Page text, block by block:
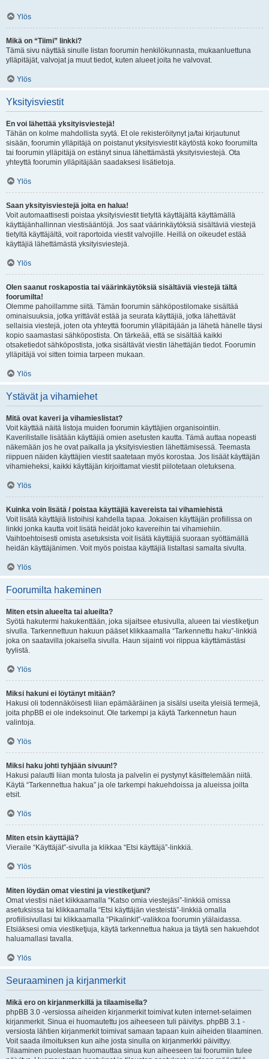
Ylös
Mikä on “Tiimi” linkki?
Tämä sivu näyttää sinulle listan foorumin henkilökunnasta, mukaanluettuna
ylläpitäjät, valvojat ja muut tiedot, kuten alueet joita he valvovat.
Ylös
Yksityisviestit
En voi lähettää yksityisviestejä!
Tähän on kolme mahdollista syytä. Et ole rekisteröitynyt ja/tai kirjautunut
sisään, foorumin ylläpitäjä on poistanut yksityisviestit käytöstä koko foorumilta
tai foorumin ylläpitäjä on estänyt sinua lähettämästä yksityisviestejä. Ota
yhteyttä foorumin ylläpitäjään saadaksesi lisätietoja.
Ylös
Saan yksityisviestejä joita en halua!
Voit automaattisesti poistaa yksityisviestit tietyltä käyttäjältä käyttämällä
käyttäjänhallinnan viestisääntöjä. Jos saat väärinkäytöksiä sisältäviä viestejä
tietyltä käyttäjältä, voit raportoida viestit valvojille. Heillä on oikeudet estää
käyttäjiä lähettämästä yksityisviestejä.
Ylös
Olen saanut roskapostia tai väärinkäytöksiä sisältäviä viestejä tältä
foorumilta!
Olemme pahoillamme siitä. Tämän foorumin sähköpostilomake sisältää
ominaisuuksia, jotka yrittävät estää ja seurata käyttäjiä, jotka lähettävät
sellaisia viestejä, joten ota yhteyttä foorumin ylläpitäjään ja lähetä hänelle täysi
kopio saamastasi sähköpostista. On tärkeää, että se sisältää kaikki
otsaketiedot sähköpostista, jotka sisältävät viestin lähettäjän tiedot. Foorumin
ylläpitäjä voi sitten toimia tarpeen mukaan.
Ylös
Ystävät ja vihamiehet
Mitä ovat kaveri ja vihamieslistat?
Voit käyttää näitä listoja muiden foorumin käyttäjien organisointiin.
Kaverilistalle lisätään käyttäjiä omien asetusten kautta. Tämä auttaa nopeasti
näkemään jos he ovat paikalla ja yksityisviestien lähettämisessä. Teemasta
riippuen näiden käyttäjien viestit saatetaan myös korostaa. Jos lisäät käyttäjän
vihamieheksi, kaikki käyttäjän kirjoittamat viestit piilotetaan oletuksena.
Ylös
Kuinka voin lisätä / poistaa käyttäjiä kavereista tai vihamiehistä
Voit lisätä käyttäjiä listoihisi kahdella tapaa. Jokaisen käyttäjän profiilissa on
linkki jonka kautta voit lisätä heidät joko kavereihin tai vihamiehiin.
Vaihtoehtoisesti omista asetuksista voit lisätä käyttäjiä suoraan syöttämällä
heidän käyttäjänimen. Voit myös poistaa käyttäjiä listaltasi samalta sivulta.
Ylös
Foorumilta hakeminen
Miten etsin alueelta tai alueilta?
Syötä hakutermi hakukenttään, joka sijaitsee etusivulla, alueen tai viestiketjun
sivulla. Tarkennettuun hakuun pääset klikkaamalla “Tarkennettu haku”-linkkiä
joka on saatavilla jokaisella sivulla. Haun sijainti voi riippua käyttämästäsi
tyylistä.
Ylös
Miksi hakuni ei löytänyt mitään?
Hakusi oli todennäköisesti liian epämääräinen ja sisälsi useita yleisiä termejä,
joita phpBB ei ole indeksoinut. Ole tarkempi ja käytä Tarkennetun haun
valintoja.
Ylös
Miksi haku johti tyhjään sivuun!?
Hakusi palautti liian monta tulosta ja palvelin ei pystynyt käsittelemään niitä.
Käytä “Tarkennettua hakua” ja ole tarkempi hakuehdoissa ja alueissa joilta
etsit.
Ylös
Miten etsin käyttäjiä?
Vieraile “Käyttäjät”-sivulla ja klikkaa “Etsi käyttäjä”-linkkiä.
Ylös
Miten löydän omat viestini ja viestiketjuni?
Omat viestisi näet klikkaamalla “Katso omia viestejäsi”-linkkiä omissa
asetuksissa tai klikkaamalla “Etsi käyttäjän viesteistä”-linkkiä omalla
profiilisivullasi tai klikkaamalla “Pikalinkit”-valikkoa foorumin ylälaidassa.
Etsiäksesi omia viestiketjuja, käytä tarkennettua hakua ja täytä sen hakuehdot
haluamallasi tavalla.
Ylös
Seuraaminen ja kirjanmerkit
Mikä ero on kirjanmerkillä ja tilaamisella?
phpBB 3.0 -versiossa aiheiden kirjanmerkit toimivat kuten internet-selaimen
kirjanmerkit. Sinua ei huomautettu jos aiheeseen tuli päivitys. phpBB 3.1 -
versiosta lähtien kirjanmerkit toimivat samaan tapaan kuin aiheiden tilaaminen.
Voit saada ilmoituksen kun aihe josta sinulla on kirjanmerkki päivittyy.
Tilaaminen puolestaan huomauttaa sinua kun aiheeseen tai foorumiin tulee